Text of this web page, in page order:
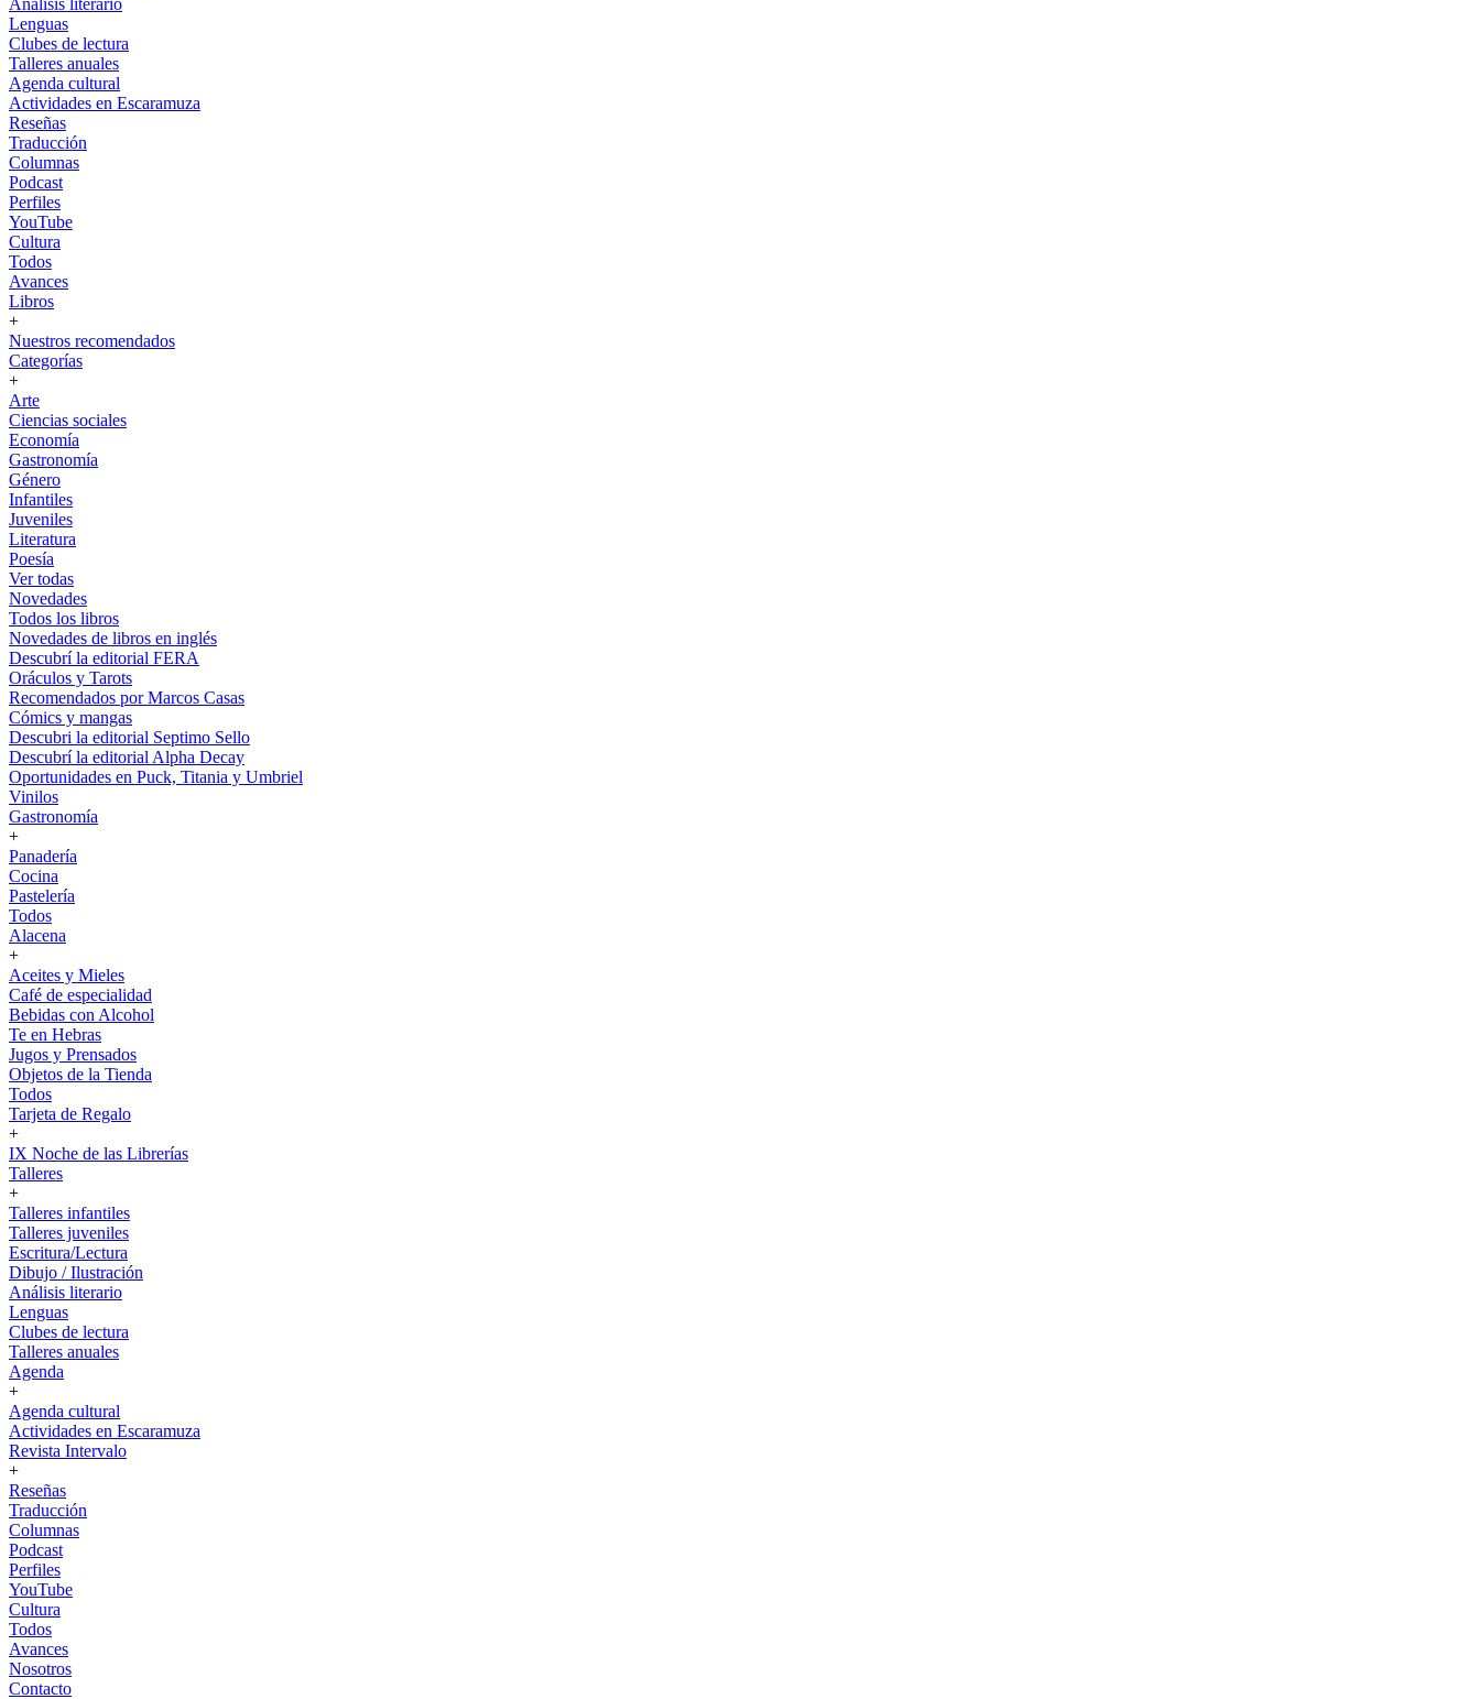
Análisis literario
Lenguas
Clubes de lectura
Talleres anuales
Agenda cultural
Actividades en Escaramuza
Reseñas
Traducción
Columnas
Podcast
Perfiles
YouTube
Cultura
Todos
Avances
Libros
+
Nuestros recomendados
Categorías
+
Arte
Ciencias sociales
Economía
Gastronomía
Género
Infantiles
Juveniles
Literatura
Poesía
Ver todas
Novedades
Todos los libros
Novedades de libros en inglés
Descubrí la editorial FERA
Oráculos y Tarots
Recomendados por Marcos Casas
Cómics y mangas
Descubri la editorial Septimo Sello
Descubrí la editorial Alpha Decay
Oportunidades en Puck, Titania y Umbriel
Vinilos
Gastronomía
+
Panadería
Cocina
Pastelería
Todos
Alacena
+
Aceites y Mieles
Café de especialidad
Bebidas con Alcohol
Te en Hebras
Jugos y Prensados
Objetos de la Tienda
Todos
Tarjeta de Regalo
+
IX Noche de las Librerías
Talleres
+
Talleres infantiles
Talleres juveniles
Escritura/Lectura
Dibujo / Ilustración
Análisis literario
Lenguas
Clubes de lectura
Talleres anuales
Agenda
+
Agenda cultural
Actividades en Escaramuza
Revista Intervalo
+
Reseñas
Traducción
Columnas
Podcast
Perfiles
YouTube
Cultura
Todos
Avances
Nosotros
Contacto